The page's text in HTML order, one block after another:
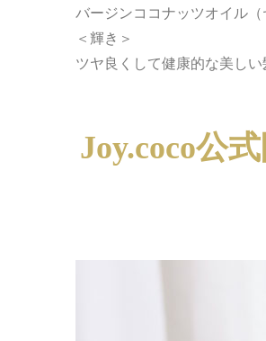
バージンココナッツオイル
＜輝き＞
ツヤ良くして健康的な美し
Joy.coco公